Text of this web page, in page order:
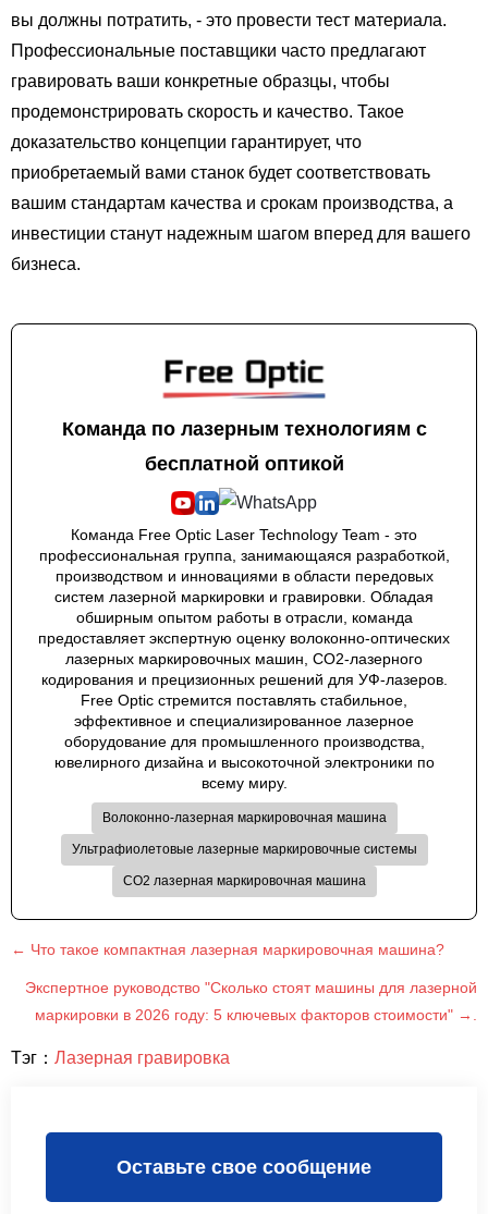
вы должны потратить, - это провести тест материала.
Профессиональные поставщики часто предлагают
гравировать ваши конкретные образцы, чтобы
продемонстрировать скорость и качество. Такое
доказательство концепции гарантирует, что
приобретаемый вами станок будет соответствовать
вашим стандартам качества и срокам производства, а
инвестиции станут надежным шагом вперед для вашего
бизнеса.
Команда по лазерным технологиям с
бесплатной оптикой
Команда Free Optic Laser Technology Team - это
профессиональная группа, занимающаяся разработкой,
производством и инновациями в области передовых
систем лазерной маркировки и гравировки. Обладая
обширным опытом работы в отрасли, команда
предоставляет экспертную оценку волоконно-оптических
лазерных маркировочных машин, CO2-лазерного
кодирования и прецизионных решений для УФ-лазеров.
Free Optic стремится поставлять стабильное,
эффективное и специализированное лазерное
оборудование для промышленного производства,
ювелирного дизайна и высокоточной электроники по
всему миру.
Волоконно-лазерная маркировочная машина
Ультрафиолетовые лазерные маркировочные системы
CO2 лазерная маркировочная машина
← Что такое компактная лазерная маркировочная машина?
Экспертное руководство "Сколько стоят машины для лазерной
маркировки в 2026 году: 5 ключевых факторов стоимости" →.
Тэг： Лазерная гравировка
Оставьте свое сообщение